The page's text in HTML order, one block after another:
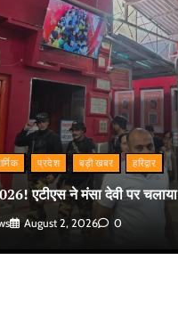
प्रदेश बड़ी खबर हरिद्वार
एटीएस ने मंसा देवी पर
August 2, 2026 0